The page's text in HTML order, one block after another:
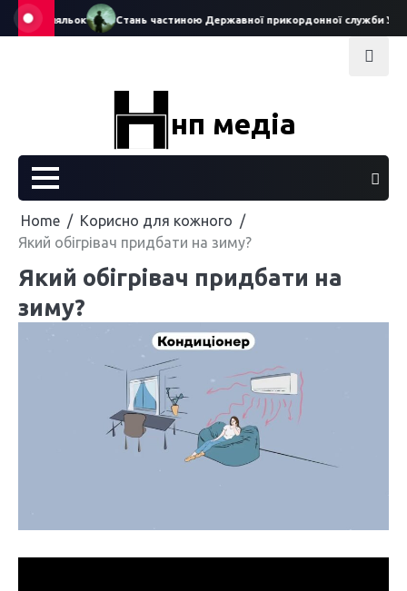
Skip
ляльок Стань частиною Державної прикордонної служби
нп медіа
Home
Корисно для кожного
Який обігрівач придбати на зиму?
Який обігрівач придбати на
зиму?